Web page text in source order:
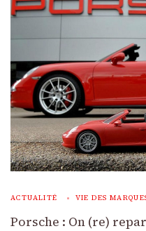
ACTUALITÉ VIE DES
Porsche : On (re)